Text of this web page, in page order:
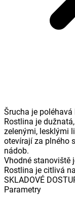
Šrucha je
Rostlina je
zelenými, lesklými
otevírají za plného
nádob.
Vhodné stanoviště
Rostlina je citlivá
SKLADOVÉ
Parametry